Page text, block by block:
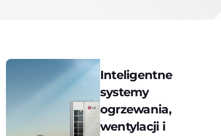
Inteligentne
systemy
ogrzewania,
wentylacji i